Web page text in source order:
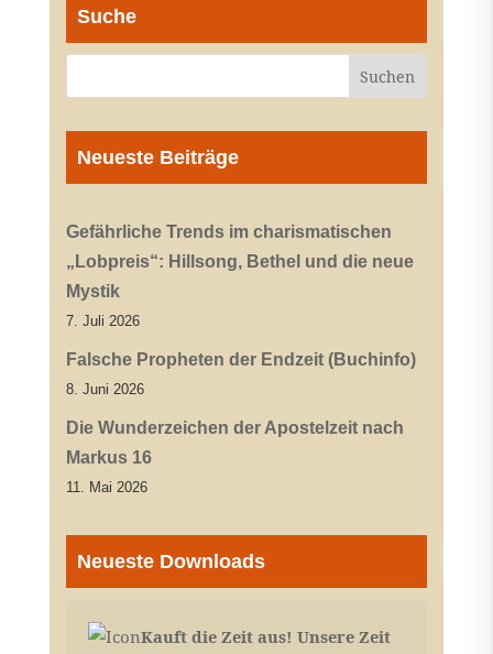
Suche
Neueste Beiträge
Gefährliche Trends im charismatischen
„Lobpreis“: Hillsong, Bethel und die neue
Mystik
7. Juli 2026
Falsche Propheten der Endzeit (Buchinfo)
8. Juni 2026
Die Wunderzeichen der Apostelzeit nach
Markus 16
11. Mai 2026
Neueste Downloads
Kauft die Zeit aus! Unsere Zeit